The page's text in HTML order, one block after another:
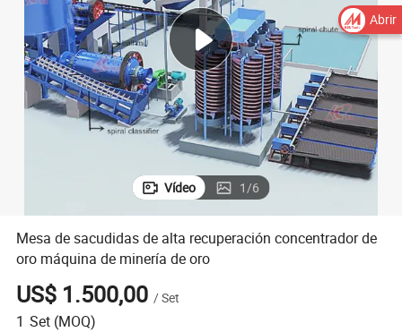
Vídeo 1/6
Mesa de sacudidas de alta recuperación concentrador de
oro máquina de minería de oro
US$ 1.500,00 /Set
1 Set (MOQ)
Abrir